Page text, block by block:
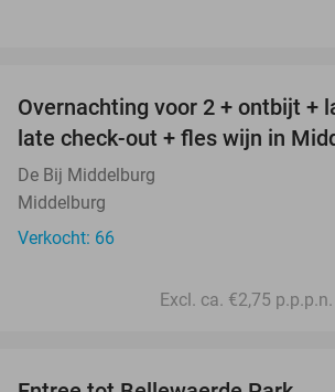
Overnachting voor 2 + ontbijt +
late check-out + fles wijn in
De Bij Middelburg
Middelburg
Verkocht: 66
Excl. ca. €2,75